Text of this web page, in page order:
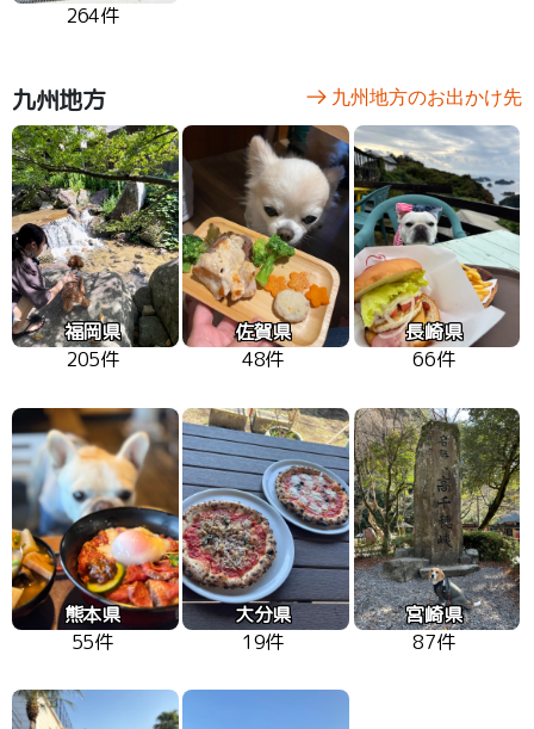
264件
九州地方 九州地方のお出かけ先
福岡県
205件
佐賀県
48件
長崎県
66件
熊本県
55件
大分県
19件
宮崎県
87件